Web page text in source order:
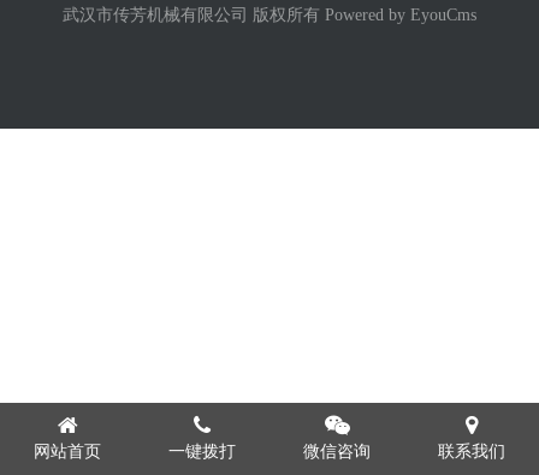
武汉市传芳机械有限公司 版权所有 Powered by EyouCms
网站首页 一键拨打 微信咨询 联系我们